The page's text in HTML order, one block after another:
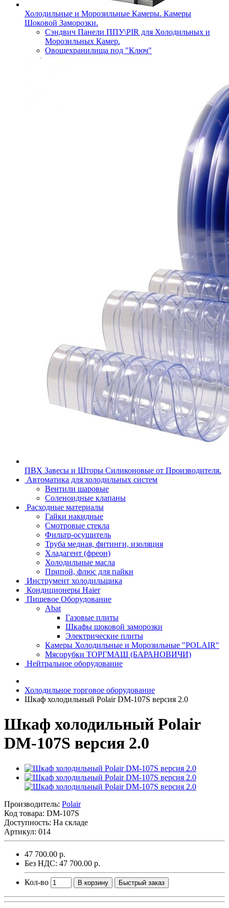
Холодильные и Морозильные Камеры. Камеры
Шоковой Заморозки.
Сэндвич Панели ППУ\PIR для Холодильных и
Морозильных Камер.
Овощехранилища под "Ключ"
ПВХ Завесы и Шторы Силиконовые от Производителя.
Автоматика для холодильных систем
Вентили шаровые
Соленоидные клапаны
Расходные материалы
Гайки накидные
Смотровые стекла
Фильтр-осушитель
Труба медная, фитинги, изоляция
Хладагент (фреон)
Холодильные масла
Припой, флюс для пайки
Инструмент холодильщика
Кондиционеры Haier
Пищевое Оборудование
Abat
Газовые плиты
Шкафы шоковой заморозки
Электрические плиты
Камеры Холодильные и Морозильные "POLAIR"
Мясорубки ТОРГМАШ (БАРАНОВИЧИ)
Нейтральное оборудование
Холодильное торговое оборудование
Шкаф холодильный Polair DM-107S версия 2.0
Шкаф холодильный Polair
DM-107S версия 2.0
Производитель: Polair
Код товара: DM-107S
Доступность: На складе
Артикул: 014
47 700.00 р.
Без НДС: 47 700.00 р.
Кол-во В корзину Быстрый заказ